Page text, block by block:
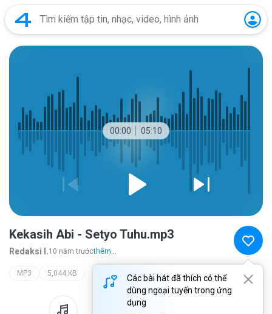
00:00 05:10
Các bài hát đã thích có thể
dùng ngoại tuyến trong ứng
dụng
Kekasih Abi - Setyo Tuhu.mp3
Redaksi I.10 năm trướcthêm...
MP3 5,044 KB